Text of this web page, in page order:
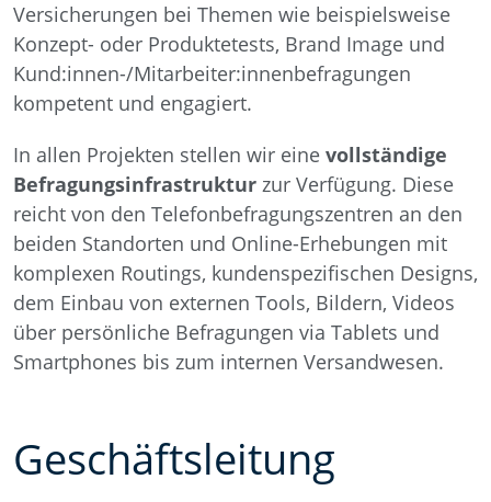
Versicherungen bei Themen wie beispielsweise
Konzept- oder Produktetests, Brand Image und
Kund:innen-/Mitarbeiter:innenbefragungen
kompetent und engagiert.
In allen Projekten stellen wir eine vollständige
Befragungsinfrastruktur zur Verfügung. Diese
reicht von den Telefonbefragungszentren an den
beiden Standorten und Online-Erhebungen mit
komplexen Routings, kundenspezifischen Designs,
dem Einbau von externen Tools, Bildern, Videos
über persönliche Befragungen via Tablets und
Smartphones bis zum internen Versandwesen.
Geschäftsleitung